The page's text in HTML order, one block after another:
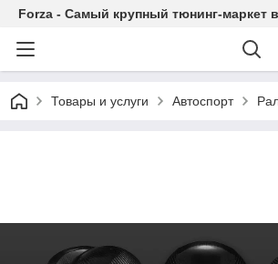
Forza - Самый крупный тюнинг-маркет
Товары и услуги Автоспорт